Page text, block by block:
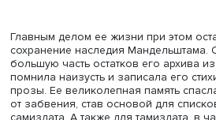
Яковлевны начался ее третий и
— без Мандельштама. Буквально
вермахтом осенью 1941 года ей
города. Большую часть
где у нее образовался круг
университет и начала свою